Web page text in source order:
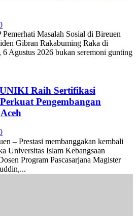
Masalah Sosial di Bireuen
Gibran Rakabuming Raka di
Agustus 2026 bukan seremoni gunting
Raih Sertifikasi
Pengembangan
– Prestasi membanggakan kembali
Universitas Islam Kebangsaan
Program Pascasarjana Magister